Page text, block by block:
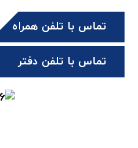
تماس با تلفن همراه
تماس با تلفن دفتر